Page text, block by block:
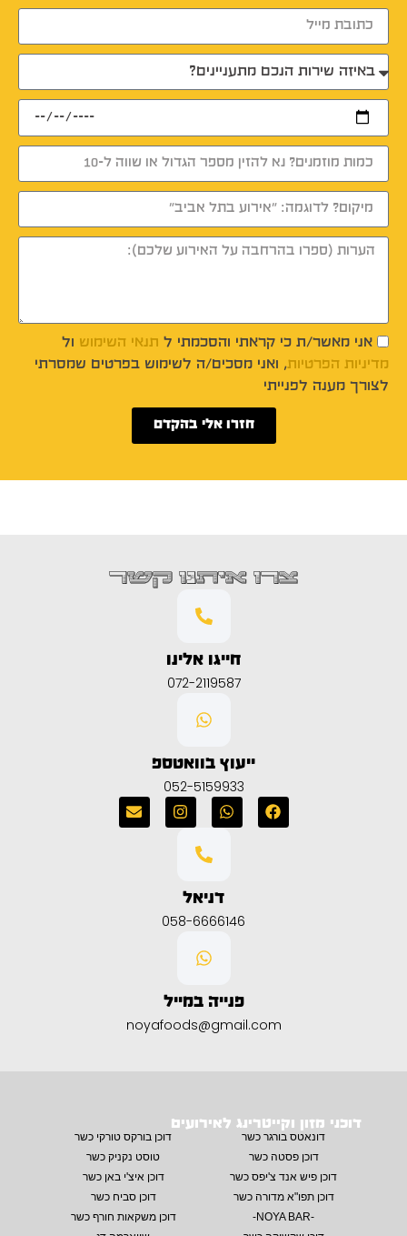
אני מאשר/ת כי קראתי והסכמתי ל תנאי השימוש ול
מדיניות הפרטיות, ואני מסכים/ה לשימוש בפרטים שמסרתי
לצורך מענה לפנייתי
חזרו אלי בהקדם
צרו איתנו קשר
חייגו אלינו
072-2119587
ייעוץ בוואטספ
052-5159933
דניאל
058-6666146
פנייה במייל
noyafoods@gmail.com
דוכני מזון וקייטרינג לאירועים
דונאטס בורגר כשר
דוכן בורקס טורקי כשר
דוכן פסטה כשר
טוסט נקניק כשר
דוכן פיש אנד צ'יפס כשר
דוכן איצ'י באן כשר
דוכן תפו"א מדורה כשר
דוכן סביח כשר
-NOYA BAR-
דוכן משקאות חורף כשר